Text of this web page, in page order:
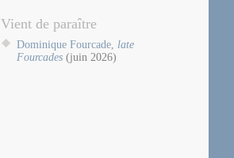
Vient de paraître
Dominique Fourcade, late
Fourcades (juin 2026)